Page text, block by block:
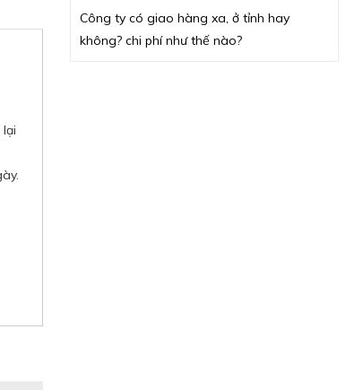
Công ty có giao hàng xa, ở tỉnh hay
không? chi phí như thế nào?